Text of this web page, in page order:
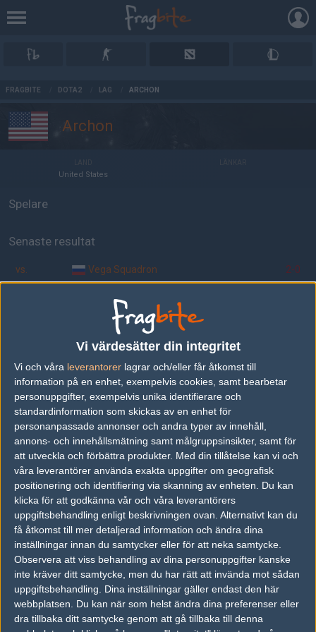
Vi värdesätter din integritet
Vi och våra leverantorer lagrar och/eller får åtkomst till
information på en enhet, exempelvis cookies, samt bearbetar
personuppgifter, exempelvis unika identifierare och
standardinformation som skickas av en enhet för
personanpassade annonser och andra typer av innehåll,
annons- och innehållsmätning samt målgruppsinsikter, samt för
att utveckla och förbättra produkter. Med din tillåtelse kan vi och
våra leverantörer använda exakta uppgifter om geografisk
positionering och identifiering via skanning av enheten. Du kan
klicka för att godkänna vår och våra leverantörers
uppgiftsbehandling enligt beskrivningen ovan. Alternativt kan du
få åtkomst till mer detaljerad information och ändra dina
inställningar innan du samtycker eller för att neka samtycke.
Observera att viss behandling av dina personuppgifter kanske
inte kräver ditt samtycke, men du har rätt att invända mot sådan
uppgiftsbehandling. Dina inställningar gäller endast den här
webbplatsen. Du kan när som helst ändra dina preferenser eller
dra tillbaka ditt samtycke genom att gå tillbaka till denna
FRAGBITE DOTA2 LAG ARCHON
Archon
United States
Spelare
Senaste resultat
vs. Vega Squadron 2-0
Följ oss på Facebook
Följ oss på Twitter
Följ oss på Instagram
Följ oss på Twitch
Information
Annonsering
Copyright och Privacy Policy
Användaravtal
Kontakta
Om Fragbite